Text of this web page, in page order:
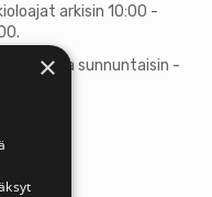
arkisin 10:00 -
ja sunnuntaisin -
×